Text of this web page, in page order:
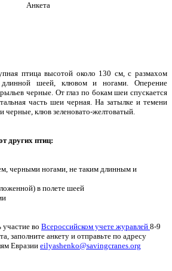
Анкета
птица высотой около 130 см, с размахом
шеей, клювом и ногами. Оперение
черные. От глаз по бокам шеи спускается
часть шеи черная. На затылке и темени
черные, клюв зеленовато-желтоватый.
других птиц:
черными ногами, не таким длинным и
в полете шеей
во Всероссийском учете журавлей 8-9
заполните анкету и отправьте по адресу
Евразииeilyashenko@savingcranes.org